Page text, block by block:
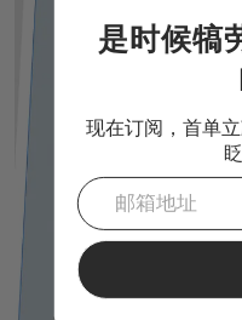
是时候犒
现在订阅，首单